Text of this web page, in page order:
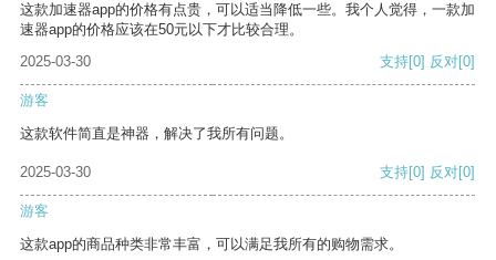
这款加速器app的价格有点贵，可以适当降低一些。我个人觉得，一款加
速器app的价格应该在50元以下才比较合理。
2025-03-30
支持[0] 反对[0]
游客
这款软件简直是神器，解决了我所有问题。
2025-03-30 支持[0] 反对[0]
游客
这款app的商品种类非常丰富，可以满足我所有的购物需求。